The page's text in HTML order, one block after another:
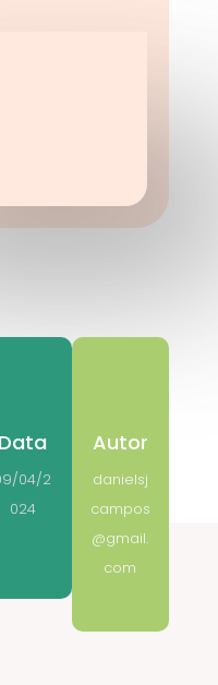
Data
04/2
024
Autor
danielsj
campos
@gmail.
com